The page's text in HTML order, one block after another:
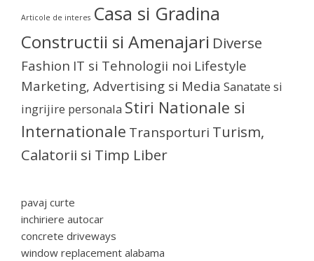
Articole de interes Casa si Gradina
Constructii si Amenajari Diverse
Fashion IT si Tehnologii noi Lifestyle
Marketing, Advertising si Media Sanatate si
ingrijire personala Stiri Nationale si
Internationale Transporturi Turism,
Calatorii si Timp Liber
pavaj curte
inchiriere autocar
concrete driveways
window replacement alabama